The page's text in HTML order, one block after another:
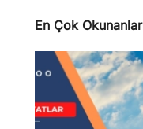
En Çok Okunanlar